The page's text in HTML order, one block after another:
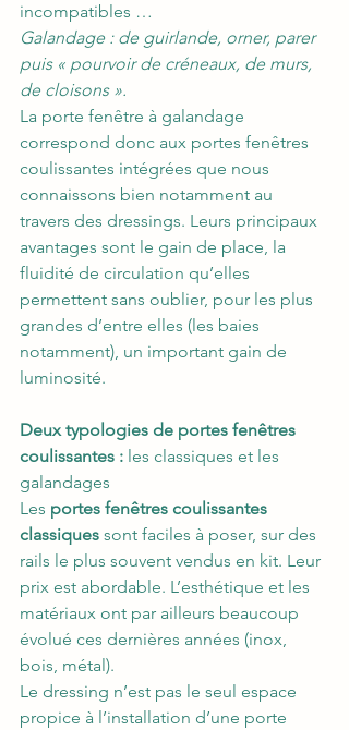
incompatibles …
Galandage : de guirlande, orner, parer
puis « pourvoir de créneaux, de murs,
de cloisons ».
La porte fenêtre à galandage
correspond donc aux portes fenêtres
coulissantes intégrées que nous
connaissons bien notamment au
travers des dressings. Leurs principaux
avantages sont le gain de place, la
fluidité de circulation qu’elles
permettent sans oublier, pour les plus
grandes d’entre elles (les baies
notamment), un important gain de
luminosité.
Deux typologies de portes fenêtres
coulissantes : les classiques et les
galandages
Les portes fenêtres coulissantes
classiques sont faciles à poser, sur des
rails le plus souvent vendus en kit. Leur
prix est abordable. L’esthétique et les
matériaux ont par ailleurs beaucoup
évolué ces dernières années (inox,
bois, métal).
Le dressing n’est pas le seul espace
propice à l’installation d’une porte